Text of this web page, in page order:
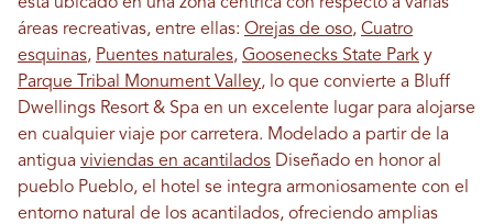
áreas recreativas, entre ellas: Orejas de oso, Cuatro
esquinas, Puentes naturales, Goosenecks State Park y
Parque Tribal Monument Valley, lo que convierte a Bluff
Dwellings Resort & Spa en un excelente lugar para alojarse
en cualquier viaje por carretera. Modelado a partir de la
antigua viviendas en acantilados Diseñado en honor al
pueblo Pueblo, el hotel se integra armoniosamente con el
entorno natural de los acantilados, ofreciendo amplias